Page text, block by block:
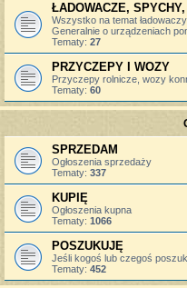
ŁADOWACZE,
Wszystko na temat
Generalnie o urządzeniach
Tematy: 27
PRZYCZEPY I WOZY
Przyczepy rolnicze, wozy
Tematy: 60
SPRZEDAM
Ogłoszenia sprzedaży
Tematy: 337
KUPIĘ
Ogłoszenia kupna
Tematy: 1066
POSZUKUJĘ
Jeśli kogoś lub czegoś
Tematy: 452